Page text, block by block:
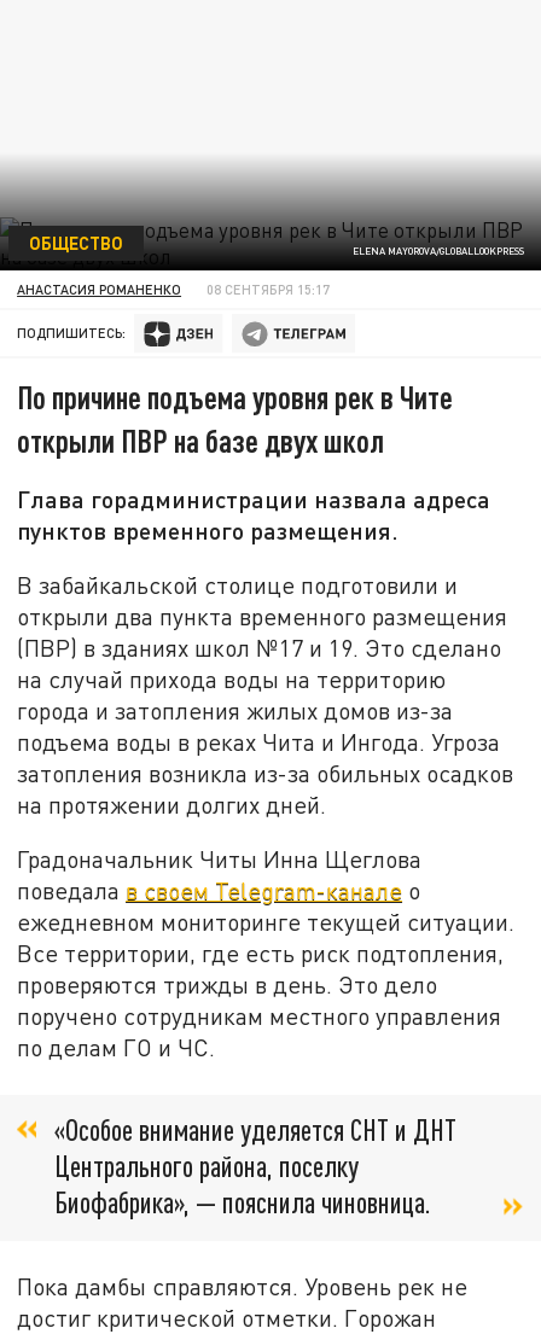
ELENA MAYOROVA/GLOBALLOOKPRESS
ОБЩЕСТВО
АНАСТАСИЯ РОМАНЕНКО 08 СЕНТЯБРЯ 15:17
ПОДПИШИТЕСЬ:
По причине подъема уровня рек в Чите
открыли ПВР на базе двух школ
Глава горадминистрации назвала адреса
пунктов временного размещения.
В забайкальской столице подготовили и
открыли два пункта временного размещения
(ПВР) в зданиях школ №17 и 19. Это сделано
на случай прихода воды на территорию
города и затопления жилых домов из-за
подъема воды в реках Чита и Ингода. Угроза
затопления возникла из-за обильных осадков
на протяжении долгих дней.
Градоначальник Читы Инна Щеглова
поведала в своем Telegram-канале о
ежедневном мониторинге текущей ситуации.
Все территории, где есть риск подтопления,
проверяются трижды в день. Это дело
поручено сотрудникам местного управления
по делам ГО и ЧС.
«Особое внимание уделяется СНТ и ДНТ
Центрального района, поселку
Биофабрика», — пояснила чиновница.
Пока дамбы справляются. Уровень рек не
достиг критической отметки. Горожан